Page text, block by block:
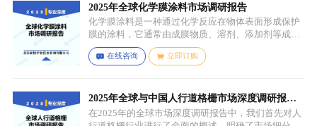
2025年全球化学膜涂料市场调研报告
化学膜涂料是一种通过化学反应在物体表面形成保护
膜的涂料，它通常由成膜物质、溶剂、添加剂等成分
组成。成膜物质是涂料的主要成分，它在施工后通过
化学反应（如聚合反应、交联反应等）形成连续的、
可改善涂料的性能，如提高附着力、耐候性、耐腐蚀
性等。
在线咨询 立即订购
2025年全球与中国人行道格栅市场深度调研报
告：行业趋势与投资前景分析
在2025年的全球市场深度调研报告中，我们首先对人